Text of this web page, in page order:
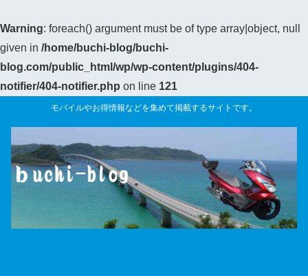
Warning: foreach() argument must be of type array|object, null
given in /home/buchi-blog/buchi-
blog.com/public_html/wp/wp-content/plugins/404-
notifier/404-notifier.php on line 121
モバイルやお得情報などを集めて掲載するサイトです。